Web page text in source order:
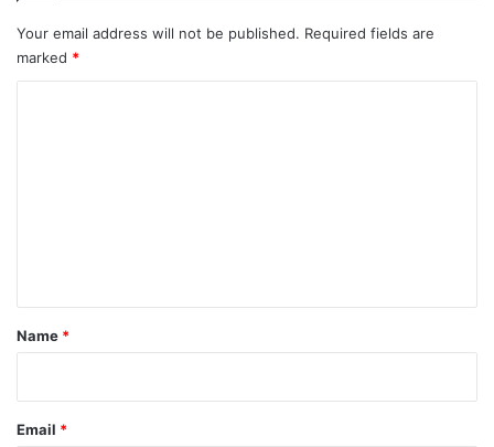
Your email address will not be published. Required fields are
marked *
*
Name *
Email *